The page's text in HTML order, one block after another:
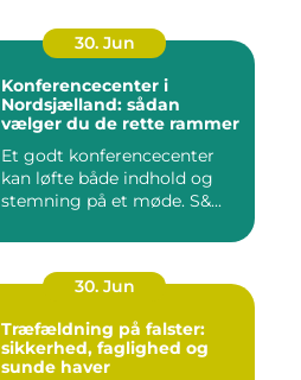
30. Jun
Konferencecenter i
Nordsjælland: sådan
vælger du de rette rammer
Et godt konferencecenter
kan løfte både indhold og
stemning på et møde. S&...
30. Jun
Træfældning på falster:
sikkerhed, faglighed og
sunde haver